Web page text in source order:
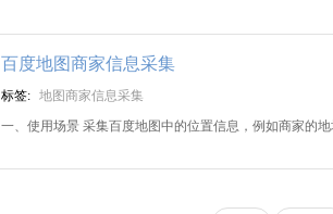
百度地图商家信息采集
标签: 地图商家信息采集
一、使用场景 采集百度地图中的位置信息，例如商家